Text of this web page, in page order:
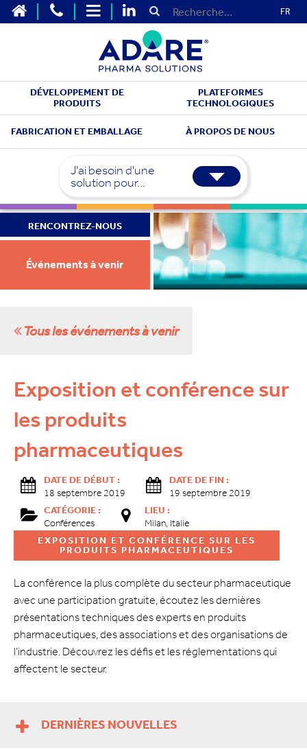
FR
DÉVELOPPEMENT DE
PRODUITS
PLATEFORMES
TECHNOLOGIQUES
FABRICATION ET EMBALLAGE À PROPOS DE NOUS
J'ai besoin d'une
solution pour...
RENCONTREZ-NOUS
Événements à venir
Tous les événements à venir
Exposition et conférence sur
les produits
pharmaceutiques
DATE DE DÉBUT :
18 septembre 2019
DATE DE FIN :
19 septembre 2019
CATÉGORIE :
Conférences
LIEU :
Milan, Italie
EXPOSITION ET CONFÉRENCE SUR LES
PRODUITS PHARMACEUTIQUES
La conférence la plus complète du secteur pharmaceutique
avec une participation gratuite, écoutez les dernières
présentations techniques des experts en produits
pharmaceutiques, des associations et des organisations de
l'industrie. Découvrez les défis et les réglementations qui
affectent le secteur.
DERNIÈRES NOUVELLES